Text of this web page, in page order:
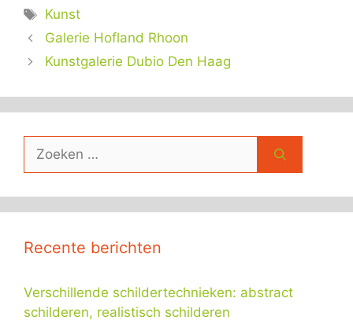
Tags
Kunst
Galerie Hofland Rhoon
Kunstgalerie Dubio Den Haag
Zoek
Recente berichten
Verschillende schildertechnieken: abstract
schilderen, realistisch schilderen